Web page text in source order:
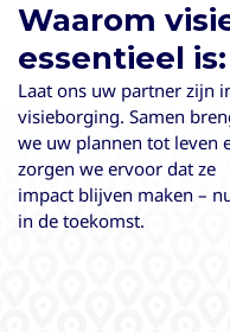
Waarom
essentieel is:
Laat ons uw partner zijn
visieborging. Samen
we uw plannen tot leven
zorgen we ervoor dat ze
impact blijven maken –
in de toekomst.